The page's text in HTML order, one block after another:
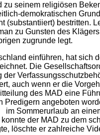
seinem religiösen
demokratischen
zu Gunsten des
zugrunde legt.
einführen, hat
Die
auch wenn er die
MAD eine
angeboten
Sommerurlaub an
der MAD zu dem
löschte er zahlreiche